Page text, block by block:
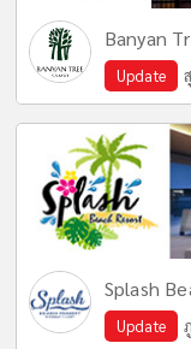
Banyan
Update
Splash
Update